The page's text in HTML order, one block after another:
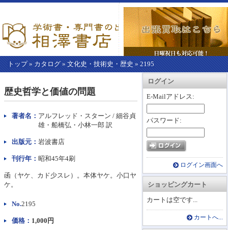
トップ» カタログ » 文化史・技術史・歴史 » 2195
カートを見る
ログイン
E-Mailアドレス:
パスワード:
ログイン画面へ
ショッピングカート
カートは空です...
カートへ...
こ
か
本
歴史哲学と価値の問題
著者名： アルフレッド・スターン / 細谷貞
雄・船橋弘・小林一郎 訳
出版元： 岩波書店
刊行年： 昭和45年4刷
函（ヤケ、カド少スレ）。本体ヤケ。小口ヤ
ケ。
No.2195
価格： 1,000円